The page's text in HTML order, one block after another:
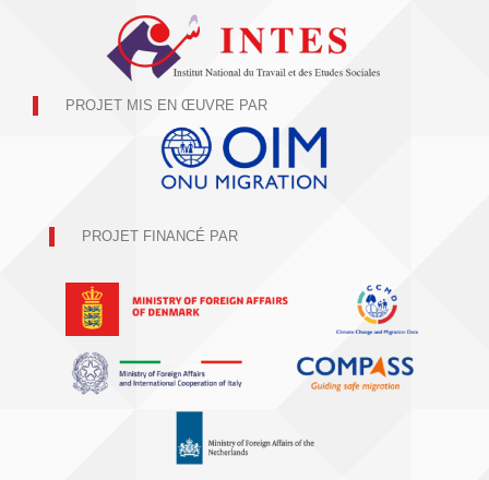
PROJET MIS EN ŒUVRE PAR
PROJET FINANCÉ PAR